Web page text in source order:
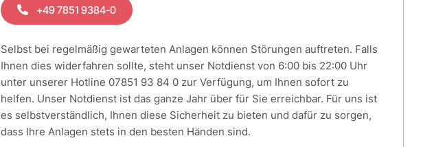
+49 7851 9384-0
Selbst bei regelmäßig gewarteten Anlagen können Störungen auftreten. Falls
Ihnen dies widerfahren sollte, steht unser Notdienst von 6:00 bis 22:00 Uhr
unter unserer Hotline 07851 93 84 0 zur Verfügung, um Ihnen sofort zu
helfen. Unser Notdienst ist das ganze Jahr über für Sie erreichbar. Für uns ist
es selbstverständlich, Ihnen diese Sicherheit zu bieten und dafür zu sorgen,
dass Ihre Anlagen stets in den besten Händen sind.